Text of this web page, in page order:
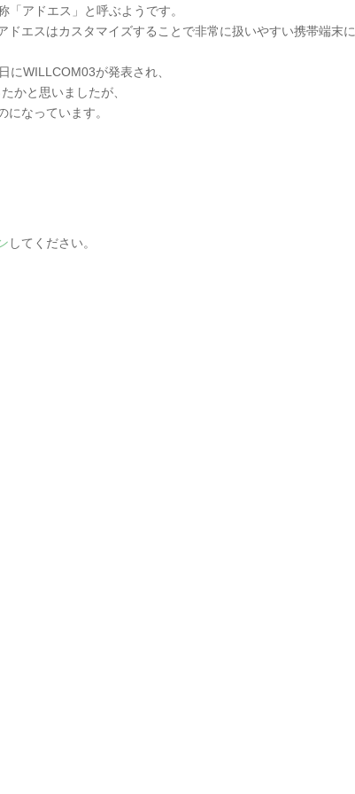
アドエス」と呼ぶようです。
ドエスはカスタマイズすることで非常に扱いやすい携帯端末に
にWILLCOM03が発表され、
かと思いましたが、
になっています。
してください。